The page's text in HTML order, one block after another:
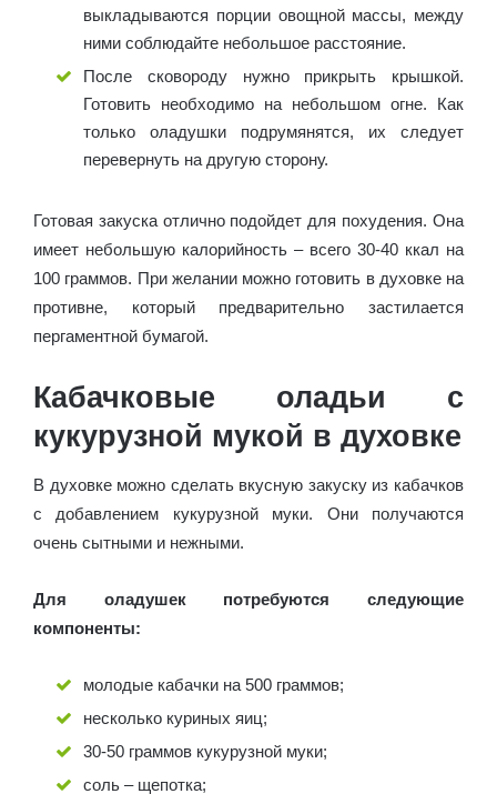
выкладываются порции овощной массы, между
ними соблюдайте небольшое расстояние.
После сковороду нужно прикрыть крышкой.
Готовить необходимо на небольшом огне. Как
только оладушки подрумянятся, их следует
перевернуть на другую сторону.
Готовая закуска отлично подойдет для похудения. Она
имеет небольшую калорийность – всего 30-40 ккал на
100 граммов. При желании можно готовить в духовке на
противне, который предварительно застилается
пергаментной бумагой.
Кабачковые оладьи с
кукурузной мукой в духовке
В духовке можно сделать вкусную закуску из кабачков
с добавлением кукурузной муки. Они получаются
очень сытными и нежными.
Для оладушек потребуются следующие
компоненты:
молодые кабачки на 500 граммов;
несколько куриных яиц;
30-50 граммов кукурузной муки;
соль – щепотка;